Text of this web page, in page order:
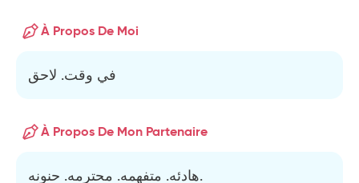
À Propos De Moi
في وقت. لاحق
À Propos De Mon Partenaire
هادئه. متفهمه. محترمه. حنونه.